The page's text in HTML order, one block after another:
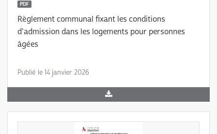
PDF
Règlement communal fixant les conditions
d'admission dans les logements pour personnes
âgées
Publié le 14 janvier 2026